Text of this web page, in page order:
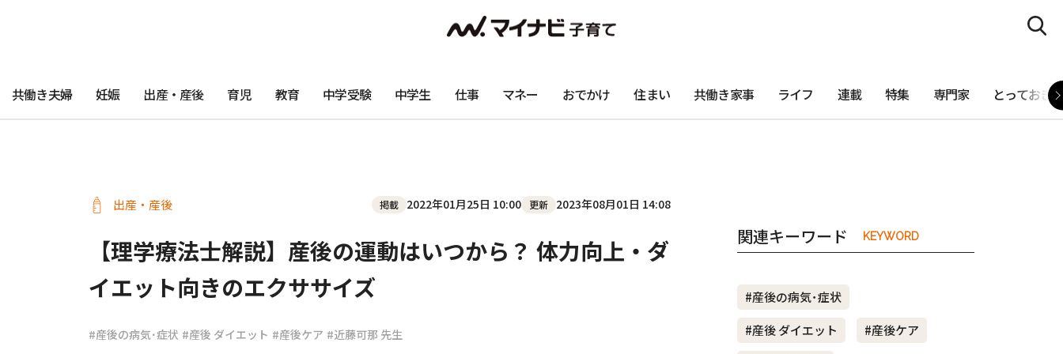
共働き夫婦 妊娠 出産・産後 育児 教育 中学受験 中学生 仕事 マネー おでかけ 住まい 共働き家事 ライフ 連載 特集 専門家 とっておき
出産・産後 掲載 2022年01月25日 10:00 更新 2023年08月01日 14:08
【理学療法士解説】産後の運動はいつから？ 体力向上・ダ
イエット向きのエクササイズ
#産後の病気･症状 #産後 ダイエット #産後ケア #近藤可那 先生
関連キーワード KEYWORD
#産後の病気･症状
#産後 ダイエット
#産後ケア